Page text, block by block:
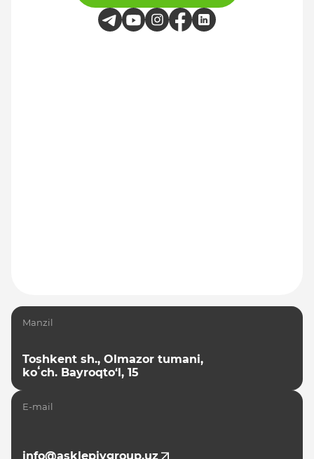
Manzil
Toshkent sh., Olmazor tumani,
koʻch. Bayroqto‘l, 15
E-mail
info@asklepiygroup.uz